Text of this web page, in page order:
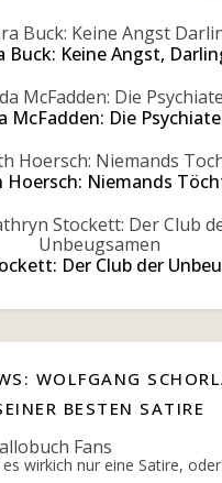
Buck: Keine Angst,
McFadden: Die
Hoersch: Niemands
Der Club der
WOLFGANG
BESTEN SATIRE
wirkich nur eine Satire,